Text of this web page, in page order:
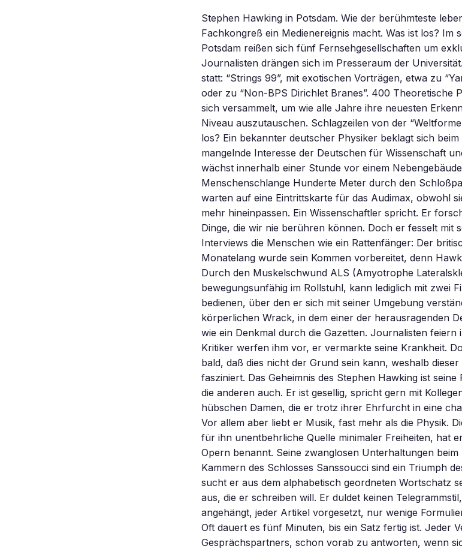
Stephen Hawking in Potsdam. Wie der berühmteste
Fachkongreß ein Medienereignis macht. Was ist los? Im
Potsdam reißen sich fünf Fernsehgesellschaften um
Journalisten drängen sich im Presseraum der
statt: “Strings 99”, mit exotischen Vorträgen, etwa zu
oder zu “Non-BPS Dirichlet Branes”. 400 Theoretische
sich versammelt, um wie alle Jahre ihre neuesten
Niveau auszutauschen. Schlagzeilen von der
los? Ein bekannter deutscher Physiker beklagt sich
mangelnde Interesse der Deutschen für Wissenschaft
wächst innerhalb einer Stunde vor einem
Menschenschlange Hunderte Meter durch den
warten auf eine Eintrittskarte für das Audimax, obwohl
mehr hineinpassen. Ein Wissenschaftler spricht. Er
Dinge, die wir nie berühren können. Doch er fesselt mit
Interviews die Menschen wie ein Rattenfänger: Der
Monatelang wurde sein Kommen vorbereitet, denn
Durch den Muskelschwund ALS (Amyotrophe
bewegungsunfähig im Rollstuhl, kann lediglich mit zwei
bedienen, über den er sich mit seiner Umgebung
körperlichen Wrack, in dem einer der herausragenden
wie ein Denkmal durch die Gazetten. Journalisten feiern
Kritiker werfen ihm vor, er vermarkte seine Krankheit.
bald, daß dies nicht der Grund sein kann, weshalb
fasziniert. Das Geheimnis des Stephen Hawking ist
die anderen auch. Er ist gesellig, spricht gern mit
hübschen Damen, die er trotz ihrer Ehrfurcht in eine
Vor allem aber liebt er Musik, fast mehr als die Physik.
für ihn unentbehrliche Quelle minimaler Freiheiten, hat
Opern benannt. Seine zwanglosen Unterhaltungen
Kammern des Schlosses Sanssoucci sind ein Triumph
sucht er aus dem alphabetisch geordneten Wortschatz
aus, die er schreiben will. Er duldet keinen
angehängt, jeder Artikel vorgesetzt, nur wenige
Oft dauert es fünf Minuten, bis ein Satz fertig ist. Jeder
Gesprächspartners, schon vorab zu antworten, wenn